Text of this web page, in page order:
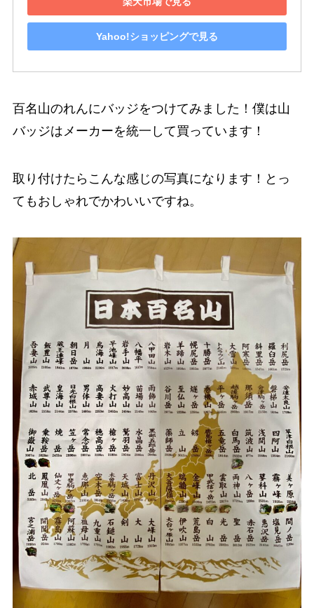
Yahoo!ショッピングで見る
百名山のれんにバッジをつけてみました！僕は山
バッジはメーカーを統一して買っています！
取り付けたらこんな感じの写真になります！とっ
てもおしゃれでかわいいですね。